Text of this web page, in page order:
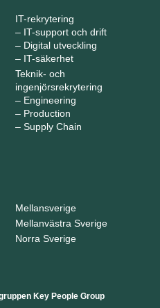
IT-rekrytering
– IT-support och drift
– Digital utveckling
– IT-säkerhet
Teknik- och
ingenjörsrekrytering
– Engineering
– Production
– Supply Chain
Mellansverige
Mellanvästra Sverige
Norra Sverige
Key People Group